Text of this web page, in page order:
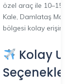
özel araç ile 10–15
Kale, Damlataş
bölgesi kolay
Kolay